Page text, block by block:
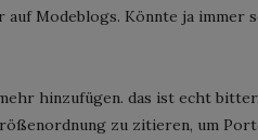
Modeblogs. Könnte ja immer
hinzufügen. das ist echt
zu zitieren, um